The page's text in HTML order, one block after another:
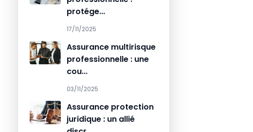
protége...
17/11/2025
Assurance multirisque
professionnelle : une
cou...
03/11/2025
Assurance protection
juridique : un allié